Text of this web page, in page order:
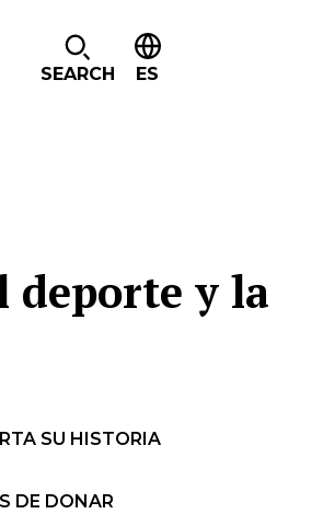
SEARCH ES
deporte y la
SU HISTORIA
DE DONAR